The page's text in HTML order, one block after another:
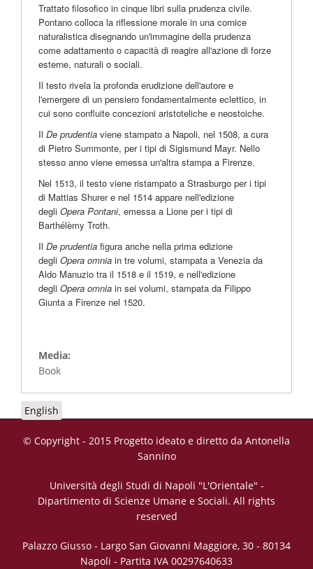
Trattato filosofico in cinque libri sulla prudenza civile.
Pontano colloca la riflessione morale in una cornice
naturalistica disegnando un'immagine della prudenza
come adattamento o capacità di reagire all'azione di forze
esterne, naturali o sociali.
Il testo rivela la profonda erudizione dell'autore e
l'emergere di un pensiero fondamentalmente eclettico, in
cui sono confluite concezioni aristoteliche e neostoiche.
Il De prudentia viene stampato a Napoli, nel 1508, a cura
di Pietro Summonte, per i tipi di Sigismund Mayr. Nello
stesso anno viene emessa un'altra stampa a Firenze.
Nel 1513, il testo viene ristampato a Strasburgo per i tipi
di Mattias Shurer e nel 1514 appare nell'edizione
degli Opera Pontani, emessa a Lione per i tipi di
Barthélèmy Troth.
Il De prudentia figura anche nella prima edizione
degli Opera omnia in tre volumi, stampata a Venezia da
Aldo Manuzio tra il 1518 e il 1519, e nell'edizione
degli Opera omnia in sei volumi, stampata da Filippo
Giunta a Firenze nel 1520.
Media:
Book
English
© Copyright - 2015 Progetto ideato e diretto da Antonella
Sannino
Università degli Studi di Napoli "L'Orientale" -
Dipartimento di Scienze Umane e Sociali. All rights
reserved
Palazzo Giusso - Largo San Giovanni Maggiore, 30 - 80134
Napoli - Partita IVA 00297640633